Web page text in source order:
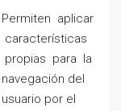
Permiten aplicar
características
propias para la
navegación del
usuario por el